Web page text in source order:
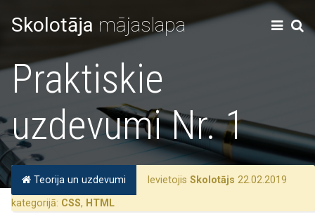
Skolotāja mājaslapa
Praktiskie
uzdevumi Nr. 1
Teorija un uzdevumi Ievietojis Skolotājs 22.02.2019
kategorijā: CSS, HTML